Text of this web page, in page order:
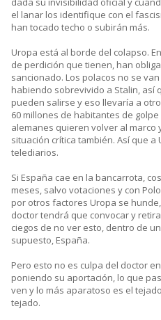
el lanar los identifique con el
han tocado techo o subirán más.
Uropa está al borde del colapso.
de perdición que tienen, han
sancionado. Los polacos no se
habiendo sobrevivido a Stalin, así
pueden salirse y eso llevaría a
60 millones de habitantes de
alemanes quieren volver al marco
situación crítica también. Así que
telediarios.
Si España cae en la bancarrota,
meses, salvo votaciones y con
por otros factores Uropa se
doctor tendrá que convocar y
ciegos de no ver esto, dentro de
supuesto, España.
Pero esto no es culpa del doctor
poniendo su aportación, lo que
ven y lo más aparatoso es el
tejado.